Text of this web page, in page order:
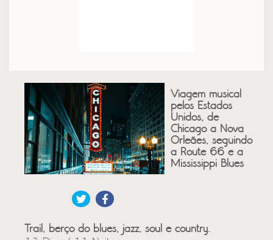
Viagem musical
pelos Estados
Unidos, de
Chicago a Nova
Orleães, seguindo
a Route 66 e a
Mississippi Blues
Trail, berço do blues, jazz, soul e country.